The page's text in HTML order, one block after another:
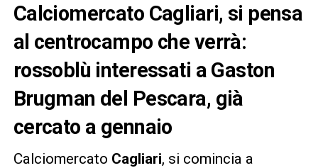
Calciomercato Cagliari, si pensa
al centrocampo che verrà:
rossoblù interessati a Gaston
Brugman del Pescara, già
cercato a gennaio
Calciomercato Cagliari, si comincia a